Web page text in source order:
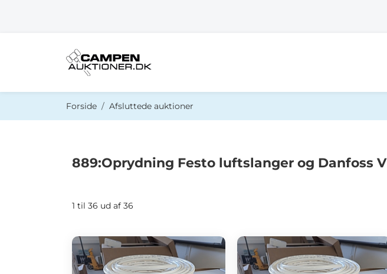
Forside Afsluttede auktioner
889:Oprydning Festo luftslanger og Danfoss
1 til 36 ud af 36